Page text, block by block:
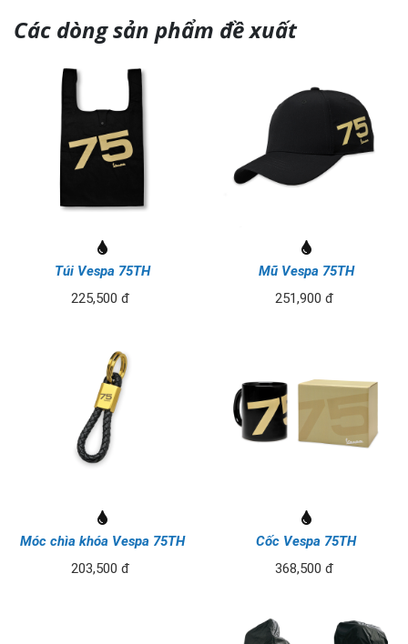
Các dòng sản phẩm đề xuất
Túi Vespa 75TH
225,500 đ
Mũ Vespa 75TH
251,900 đ
Móc chìa khóa Vespa 75TH
203,500 đ
Cốc Vespa 75TH
368,500 đ